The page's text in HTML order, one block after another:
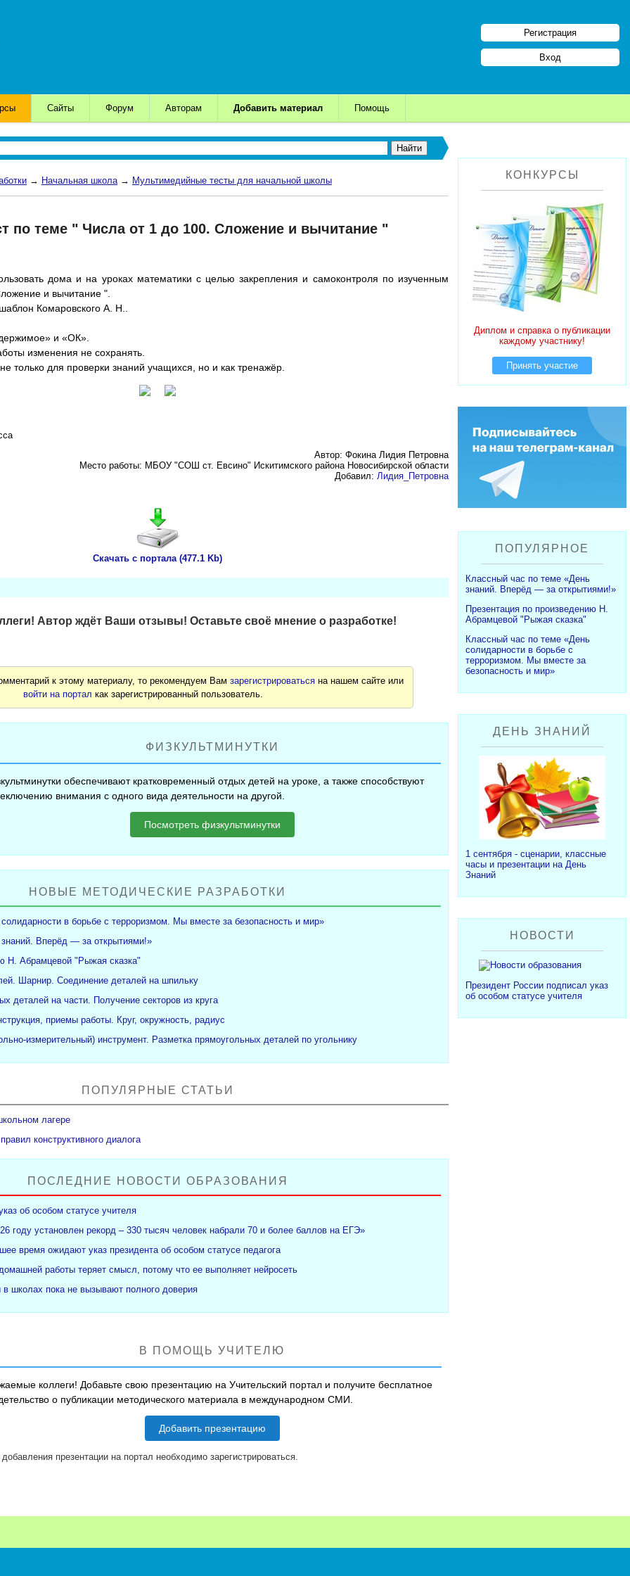
Регистрация
Вход
Сайты Форум Авторам Добавить материал Помощь
→ Начальная школа→ Мультимедийные тесты для начальной школы
по теме " Числа от 1 до 100. Сложение и вычитание "
дома и на уроках математики с целью закрепления и самоконтроля по изученным
и вычитание ".
Комаровского А. Н..
и «ОК».
изменения не сохранять.
только для проверки знаний учащихся, но и как тренажёр.
Автор: Фокина Лидия Петровна
Место работы: МБОУ "СОШ ст. Евсино" Искитимского района Новосибирской области
Добавил: Лидия_Петровна
Скачать с портала (477.1 Kb)
Автор ждёт Ваши отзывы! Оставьте своё мнение о разработке!
к этому материалу, то рекомендуем Вамзарегистрироваться на нашем сайте или
войти на портал как зарегистрированный пользователь.
ФИЗКУЛЬТМИНУТКИ
обеспечивают кратковременный отдых детей на уроке, а также способствуют
внимания с одного вида деятельности на другой.
Посмотреть физкультминутки
НОВЫЕ МЕТОДИЧЕСКИЕ РАЗРАБОТКИ
в борьбе с терроризмом. Мы вместе за безопасность и мир»
Вперёд — за открытиями!»
Н. Абрамцевой "Рыжая сказка"
Шарнир. Соединение деталей на шпильку
деталей на части. Получение секторов из круга
приемы работы. Круг, окружность, радиус
измерительный) инструмент. Разметка прямоугольных деталей по угольнику
ПОПУЛЯРНЫЕ СТАТЬИ
лагере
конструктивного диалога
ПОСЛЕДНИЕ НОВОСТИ ОБРАЗОВАНИЯ
об особом статусе учителя
году установлен рекорд – 330 тысяч человек набрали 70 и более баллов на ЕГЭ»
время ожидают указ президента об особом статусе педагога
работы теряет смысл, потому что ее выполняет нейросеть
в школах пока не вызывают полного доверия
В ПОМОЩЬ УЧИТЕЛЮ
коллеги! Добавьте свою презентацию на Учительский портал и получите бесплатное
о публикации методического материала в международном СМИ.
Добавить презентацию
презентации на портал необходимо зарегистрироваться.
КОНКУРСЫ
Диплом и справка о публикации
каждому участнику!
Принять участие
ПОПУЛЯРНОЕ
Классный час по теме «День
знаний. Вперёд — за открытиями!»
Презентация по произведению Н.
Абрамцевой "Рыжая сказка"
Классный час по теме «День
солидарности в борьбе с
терроризмом. Мы вместе за
безопасность и мир»
ДЕНЬ ЗНАНИЙ
1 сентября - сценарии, классные
часы и презентации на День
Знаний
НОВОСТИ
Президент России подписал указ
об особом статусе учителя